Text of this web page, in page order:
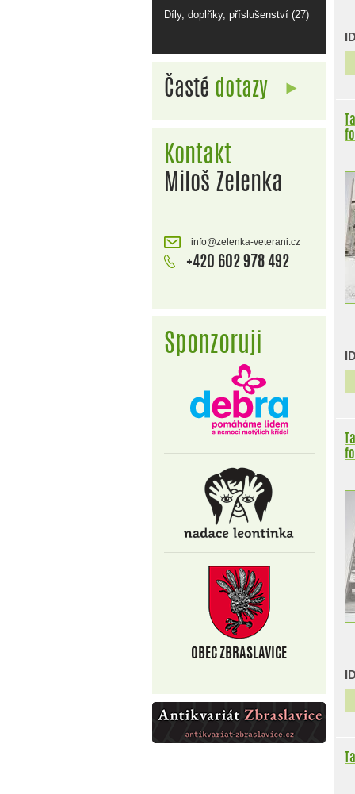
Díly, doplňky, příslušenství (27)
Časté dotazy
Kontakt
Miloš Zelenka
info@zelenka-veterani.cz
+420 602 978 492
Sponzoruji